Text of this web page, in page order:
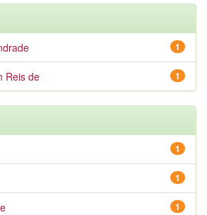
1
1
Reis de
1
1
1